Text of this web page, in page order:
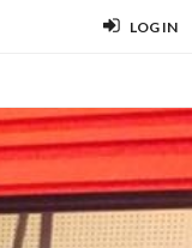
LOG IN